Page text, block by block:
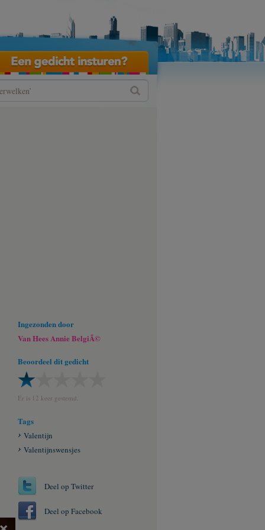
Ingezonden door
Van Hees Annie BelgiÃ©
Beoordeel dit gedicht
Er is 12 keer gestemd.
Tags
Valentijn
Valentijnswensjes
Deel op Twitter
Deel op Facebook